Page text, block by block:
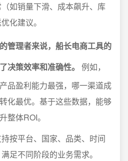
如销量下滑、成本飙升、库
化建议。
管理者来说，船长电商工具的
决策效率和准确性。
例如，
品盈利能力最强，哪一渠道成
化最优。基于这些数据，能够
整体ROI。
按平台、国家、品类、时间
足不同阶段的业务需求。